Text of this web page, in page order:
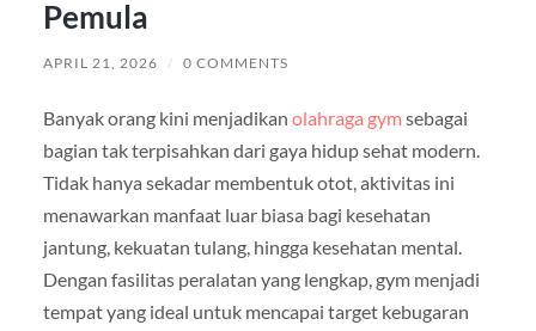
Pemula
APRIL 21, 2026 / 0 COMMENTS
Banyak orang kini menjadikan olahraga gym sebagai
bagian tak terpisahkan dari gaya hidup sehat modern.
Tidak hanya sekadar membentuk otot, aktivitas ini
menawarkan manfaat luar biasa bagi kesehatan
jantung, kekuatan tulang, hingga kesehatan mental.
Dengan fasilitas peralatan yang lengkap, gym menjadi
tempat yang ideal untuk mencapai target kebugaran